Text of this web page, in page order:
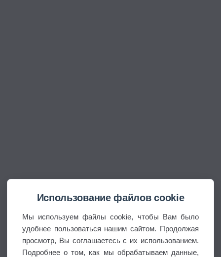
Использование файлов cookie
Мы используем файлы cookie, чтобы Вам было
удобнее пользоваться нашим сайтом. Продолжая
просмотр, Вы соглашаетесь с их использованием.
Подробнее о том, как мы обрабатываем данные,